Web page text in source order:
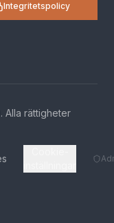
Integritetspolicy
Alla rättigheter